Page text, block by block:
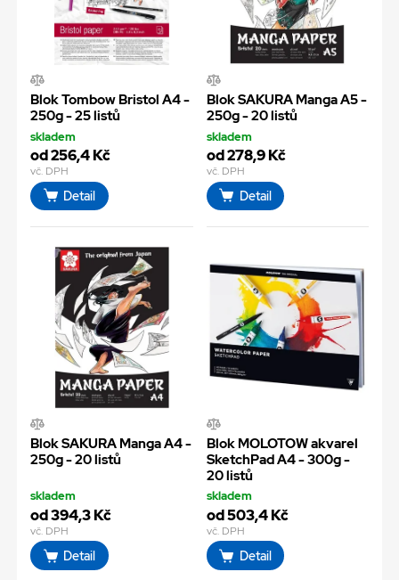
Blok Tombow Bristol A4 -
250g - 25 listů
skladem
od 256,4 Kč
vč. DPH
Detail
Blok SAKURA Manga A5 -
250g - 20 listů
skladem
od 278,9 Kč
vč. DPH
Detail
Blok SAKURA Manga A4 -
250g - 20 listů
skladem
od 394,3 Kč
vč. DPH
Detail
Blok MOLOTOW akvarel
SketchPad A4 - 300g -
20 listů
skladem
od 503,4 Kč
vč. DPH
Detail